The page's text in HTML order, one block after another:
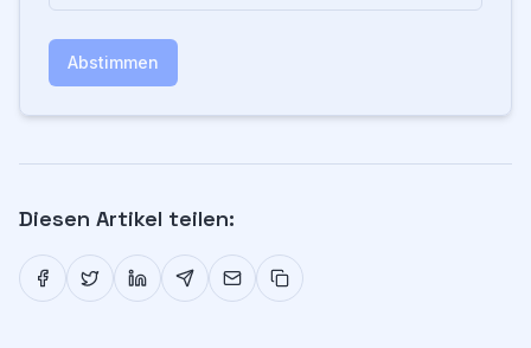
Abstimmen
Diesen Artikel teilen: